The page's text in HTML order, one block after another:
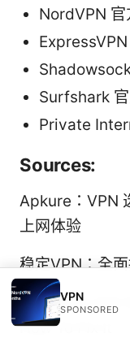
NordVPN 官
Surfshark
Private
Sources:
Apkure：VPN
上网体验
稳定VPN：全
Jiohotstar Not
How To Fix It
VPN
SPONSORED